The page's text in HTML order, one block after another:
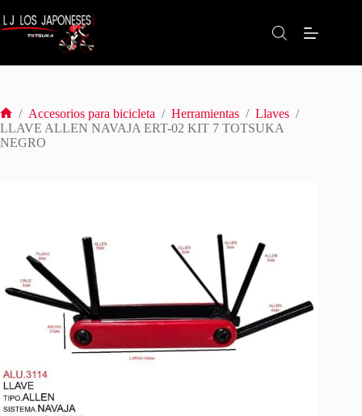
al
contenido
Inicio
/ Accesorios para bicicleta / Herramientas / Llaves /
LLAVE ALLEN NAVAJA ERT-02 KIT 7 TOTSUKA
NEGRO